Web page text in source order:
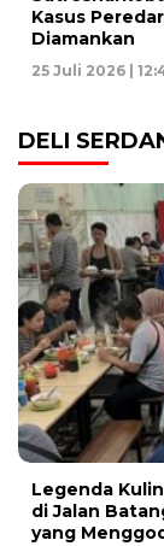
Kasus
Diamankan
25 Juli 2026 |
DELI
Legenda
di Jalan
yang